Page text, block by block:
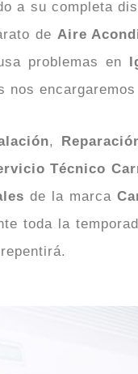
a su completa
de Aire
problemas en
nos encargaremos
,
Técnico
de la marca
toda la